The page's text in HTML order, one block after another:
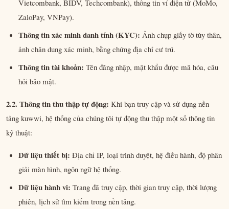
Vietcombank, BIDV, Techcombank), thông tin ví điện tử (MoMo,
ZaloPay, VNPay).
Thông tin xác minh danh tính (KYC): Ảnh chụp giấy tờ tùy thân,
ảnh chân dung xác minh, bằng chứng địa chỉ cư trú.
Thông tin tài khoản: Tên đăng nhập, mật khẩu được mã hóa, câu
hỏi bảo mật.
2.2. Thông tin thu thập tự động: Khi bạn truy cập và sử dụng nền
tảng kuwwi, hệ thống của chúng tôi tự động thu thập một số thông tin
kỹ thuật:
Dữ liệu thiết bị: Địa chỉ IP, loại trình duyệt, hệ điều hành, độ phân
giải màn hình, ngôn ngữ hệ thống.
Dữ liệu hành vi: Trang đã truy cập, thời gian truy cập, thời lượng
phiên, lịch sử tìm kiếm trong nền tảng.